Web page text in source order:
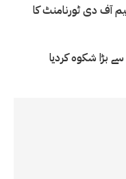
بڑا شکوہ کردیا